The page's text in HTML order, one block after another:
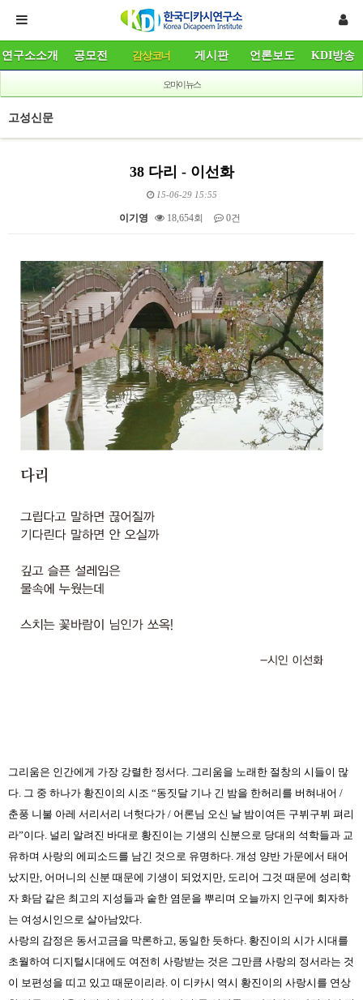
연구소소개 공모전 감상코너 게시판 언론보도 KDI방송
오마이뉴스
고성신문
38 다리 - 이선화
15-06-29 15:55
이기영 18,654회 0건
그리움은 인간에게 가장 강렬한 정서다. 그리움을 노래한 절창의 시들이 많
다. 그 중 하나가 황진이의 시조 “동짓달 기나 긴 밤을 한허리를 버혀내어 /
춘풍 니불 아레 서리서리 너헛다가 / 어론님 오신 날 밤이여든 구뷔구뷔 펴리
라”이다. 널리 알려진 바대로 황진이는 기생의 신분으로 당대의 석학들과 교
유하며 사랑의 에피소드를 남긴 것으로 유명하다. 개성 양반 가문에서 태어
났지만, 어머니의 신분 때문에 기생이 되었지만, 도리어 그것 때문에 성리학
자 화담 같은 최고의 지성들과 숱한 염문을 뿌리며 오늘까지 인구에 회자하
는 여성시인으로 살아남았다.
사랑의 감정은 동서고금을 막론하고, 동일한 듯하다. 황진이의 시가 시대를
초월하여 디지털시대에도 여전히 사랑받는 것은 그만큼 사랑의 정서라는 것
이 보편성을 띠고 있고 때문이리라. 이 디카시 역시 황진이의 사랑시를 연상